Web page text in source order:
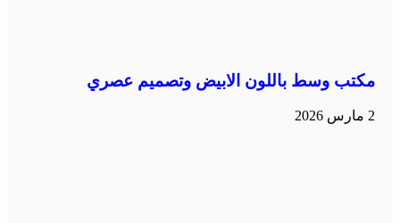
مكتب وسط باللون الابيض وتصميم عصري
2 مارس 2026